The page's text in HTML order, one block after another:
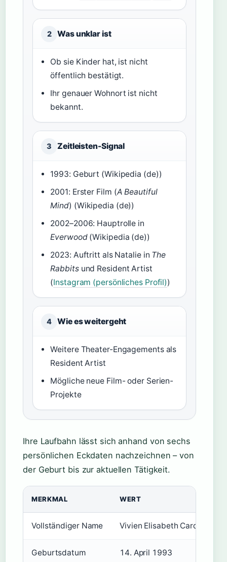
2 Was unklar ist
Ob sie Kinder hat, ist nicht
öffentlich bestätigt.
Ihr genauer Wohnort ist nicht
bekannt.
3 Zeitleisten-Signal
1993: Geburt (Wikipedia (de))
2001: Erster Film (A Beautiful
Mind) (Wikipedia (de))
2002–2006: Hauptrolle in
Everwood(Wikipedia (de))
2023: Auftritt als Natalie in The
Rabbitsund Resident Artist
(Instagram (persönliches Profil))
4 Wie es weitergeht
Weitere Theater-Engagements als
Resident Artist
Mögliche neue Film- oder Serien-
Projekte
Ihre Laufbahn lässt sich anhand von sechs
persönlichen Eckdaten nachzeichnen – von
der Geburt bis zur aktuellen Tätigkeit.
MERKMAL WERT
Vollständiger Name Vivien Elisabeth Cardone
Geburtsdatum 14. April 1993